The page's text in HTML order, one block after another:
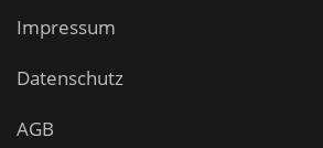
Impressum
Datenschutz
AGB